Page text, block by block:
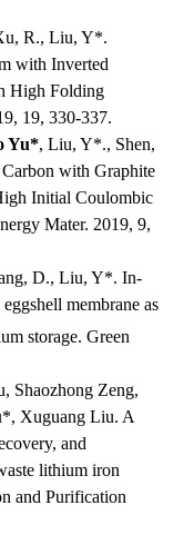
R., Liu, Y*.
with Inverted
High Folding
19, 330-337.
Yu*, Liu, Y*., Shen,
with Graphite
Initial Coulombic
Mater. 2019, 9,
D., Liu, Y*. In-
membrane as
storage. Green
Shaozhong Zeng,
*, Xuguang Liu. A
and
lithium iron
and Purification